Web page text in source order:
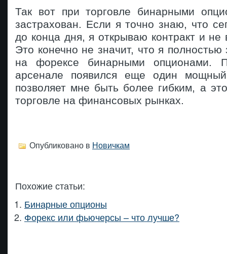
Так вот при торговле бинарными
застрахован. Если я точно знаю, что
до конца дня, я открываю контракт и
Это конечно не значит, что я
на форексе бинарными опционами.
арсенале появился еще один мощный
позволяет мне быть более гибким, а
торговле на финансовых рынках.
Опубликовано в Новичкам
Похожие статьи:
Бинарные опционы
Форекс или фьючерсы – что лучше?